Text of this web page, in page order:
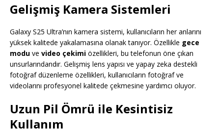
Gelişmiş Kamera Sistemleri
Galaxy S25 Ultra’nın kamera sistemi, kullanıcıların her anlarını
yüksek kalitede yakalamasına olanak tanıyor. Özellikle gece
modu ve video çekimi özellikleri, bu telefonun öne çıkan
unsurlarındandır. Gelişmiş lens yapısı ve yapay zeka destekli
fotoğraf düzenleme özellikleri, kullanıcıların fotoğraf ve
videolarını profesyonel kalitede çekmesine yardımcı oluyor.
Uzun Pil Ömrü ile Kesintisiz
Kullanım